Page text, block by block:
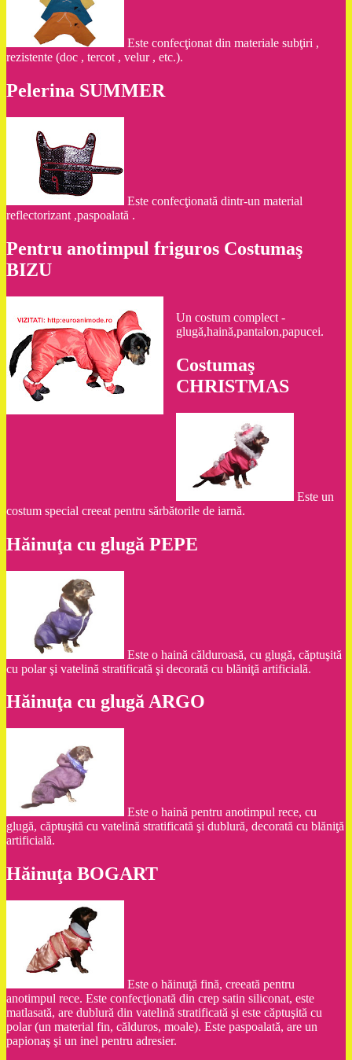
Este confecţionat din materiale subţiri ,
rezistente (doc , tercot , velur , etc.).
Pelerina SUMMER
Este confecţionată dintr-un material
reflectorizant ,paspoalată .
Pentru anotimpul friguros Costumaş
BIZU
Un costum complect -
glugă,haină,pantalon,papucei.
Costumaş
CHRISTMAS
Este un
costum special creeat pentru sărbătorile de iarnă.
Hăinuţa cu glugă PEPE
Este o haină călduroasă, cu glugă, căptuşită
cu polar şi vatelină stratificată şi decorată cu blăniţă artificială.
Hăinuţa cu glugă ARGO
Este o haină pentru anotimpul rece, cu
glugă, căptuşită cu vatelină stratificată şi dublură, decorată cu blăniţă
artificială.
Hăinuţa BOGART
Este o hăinuţă fină, creeată pentru
anotimpul rece. Este confecţionată din crep satin siliconat, este
matlasată, are dublură din vatelină stratificată şi este căptuşită cu
polar (un material fin, călduros, moale). Este paspoalată, are un
papionaş şi un inel pentru adresier.